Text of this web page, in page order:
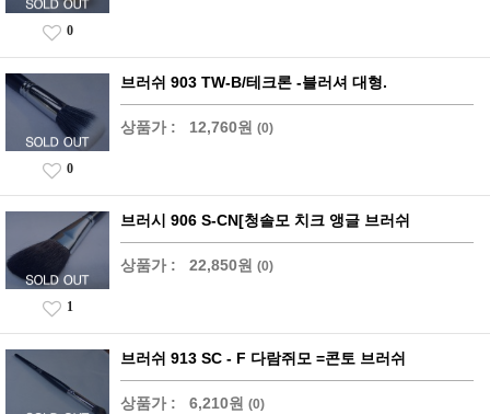
0
브러쉬 903 TW-B/테크론 -블러셔 대형.
상품가 : 12,760원 (0)
0
브러시 906 S-CN[청솔모 치크 앵글 브러쉬
상품가 : 22,850원 (0)
1
브러쉬 913 SC - F 다람쥐모 =콘토 브러쉬
상품가 : 6,210원 (0)